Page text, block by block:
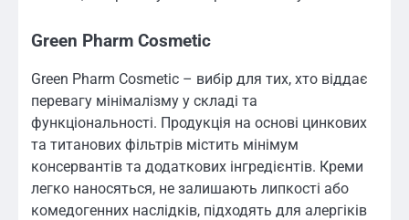
Green Pharm Cosmetic
Green Pharm Cosmetic – вибір для тих, хто віддає
перевагу мінімалізму у складі та
функціональності. Продукція на основі цинкових
та титанових фільтрів містить мінімум
консервантів та додаткових інгредієнтів. Креми
легко наносяться, не залишають липкості або
комедогенних наслідків, підходять для алергіків